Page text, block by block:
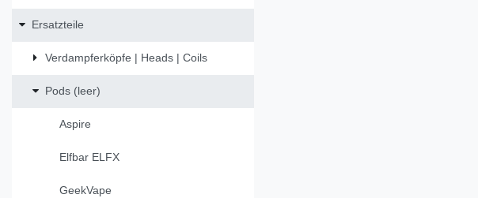
Ersatzteile
Verdampferköpfe | Heads | Coils
Pods (leer)
Aspire
Elfbar ELFX
GeekVape